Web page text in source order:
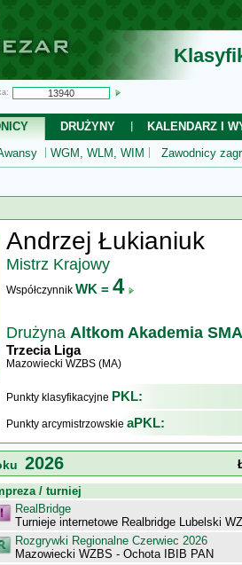
DRUŻYNY
KALENDARZ I
WGM, WLM, WIM Zawodnicy
Andrzej Łukianiuk
Mistrz Krajowy
Współczynnik WK = 4
Drużyna Altkom Akademia
Trzecia Liga
Mazowiecki WZBS (MA)
Punkty klasyfikacyjne PKL:
Punkty arcymistrzowskie aPKL:
2026
/ turniej
RealBridge
Turnieje internetowe Realbridge Lubelski
Rozgrywki Regionalne Czerwiec 2026
Mazowiecki WZBS - Ochota IBIB PAN